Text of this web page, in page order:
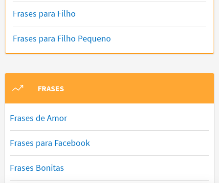
Frases para Filho
Frases para Filho Pequeno
FRASES
Frases de Amor
Frases para Facebook
Frases Bonitas